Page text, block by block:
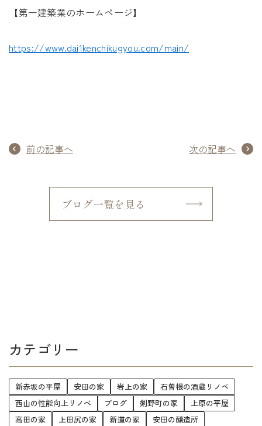
【第一建築業のホームページ】
https://www.dai1kenchikugyou.com/main/
前の記事へ 次の記事へ
ブログ一覧を見る
カテゴリー
新赤坂の平屋 安田の家 岩上の家
石曽根の酒蔵リノベ
西山の性能向上リノベ
ブログ 剣野町の家
上原の平屋
高田の家
上田尻の家 新道の家
安田の醸造所